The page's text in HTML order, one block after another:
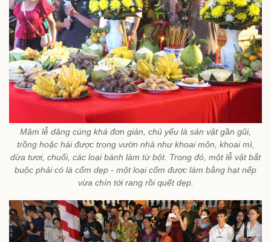
Mâm lễ dâng cúng khá đơn giản, chủ yếu là sản vật gần gũi,
trồng hoặc hái được trong vườn nhà như khoai môn, khoai mì,
dừa tươi, chuối, các loại bánh làm từ bột. Trong đó, một lễ vật bắt
buộc phải có là cốm dẹp - một loại cốm được làm bằng hạt nếp
vừa chín tới rang rồi quết dẹp.